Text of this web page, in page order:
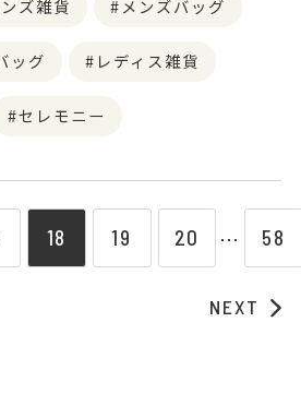
ズ雑貨 メンズバッグ
ッグ レディス雑貨
セレモニー
18 19 20 ⋯ 58
NEXT